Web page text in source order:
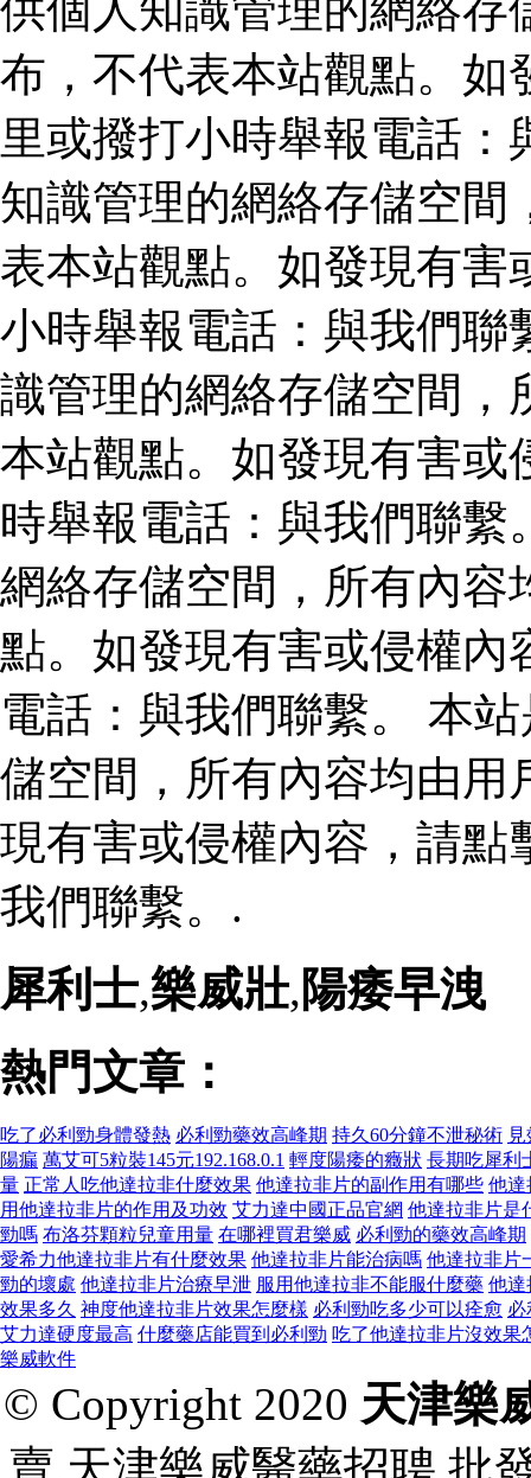
布，不代表本站觀點。如
里或撥打小時舉報電話
知識管理的網絡存儲空間
表本站觀點。如發現有害
小時舉報電話：與我們聯
識管理的網絡存儲空間，
本站觀點。如發現有害或
時舉報電話：與我們聯
網絡存儲空間，所有內容
點。如發現有害或侵權內
電話：與我們聯繫。 本
儲空間，所有內容均由用
現有害或侵權內容，請點
我們聯繫。.
犀利士,樂威壯, 陽痿早洩
熱門文章：
吃了必利勁身體發熱 必利勁藥效高峰期 持久60分鐘不泄秘術
陽瘺 萬艾可5粒裝145元192.168.0.1 輕度陽痿的癥狀 長期吃犀利
量 正常人吃他達拉非什麼效果 他達拉非片的副作用有哪些 他達
用他達拉非片的作用及功效 艾力達中國正品官網 他達拉非片是
勁嗎 布洛芬顆粒兒童用量 在哪裡買君樂威 必利勁的藥效高峰期
愛希力他達拉非片有什麼效果 他達拉非片能治病嗎 他達拉非片
勁的壞處 他達拉非片治療早泄 服用他達拉非不能服什麼藥 他達
效果多久 神度他達拉非片效果怎麼樣 必利勁吃多少可以痊愈 必
艾力達硬度最高 什麼藥店能買到必利勁 吃了他達拉非片沒效果
樂威軟件
© Copyright 2020 天津樂
賣,天津樂威醫藥招聘 批